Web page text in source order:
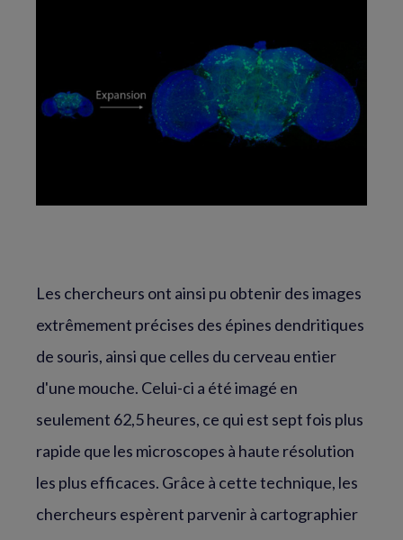
Les chercheurs ont ainsi pu obtenir des images
extrêmement précises des épines dendritiques
de souris, ainsi que celles du cerveau entier
d'une mouche. Celui-ci a été imagé en
seulement 62,5 heures, ce qui est sept fois plus
rapide que les microscopes à haute résolution
les plus efficaces. Grâce à cette technique, les
chercheurs espèrent parvenir à cartographier